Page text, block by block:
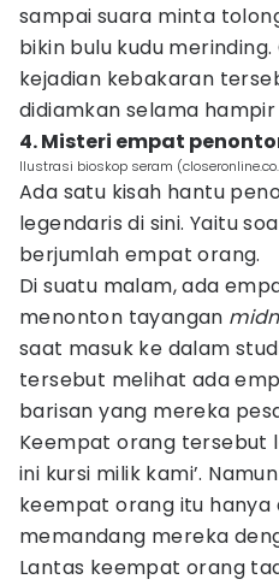
sampai suara minta
bikin bulu kudu
kejadian kebakaran
didiamkan selama
4. Misteri empat
Ilustrasi bioskop seram
Ada satu kisah hantu
legendaris di sini. Yaitu
berjumlah empat orang.
Di suatu malam, ada
menonton tayangan
saat masuk ke dalam
tersebut melihat ada
barisan yang mereka
Keempat orang tersebut
ini kursi milik kami’.
keempat orang itu hanya
memandang mereka
Lantas keempat orang